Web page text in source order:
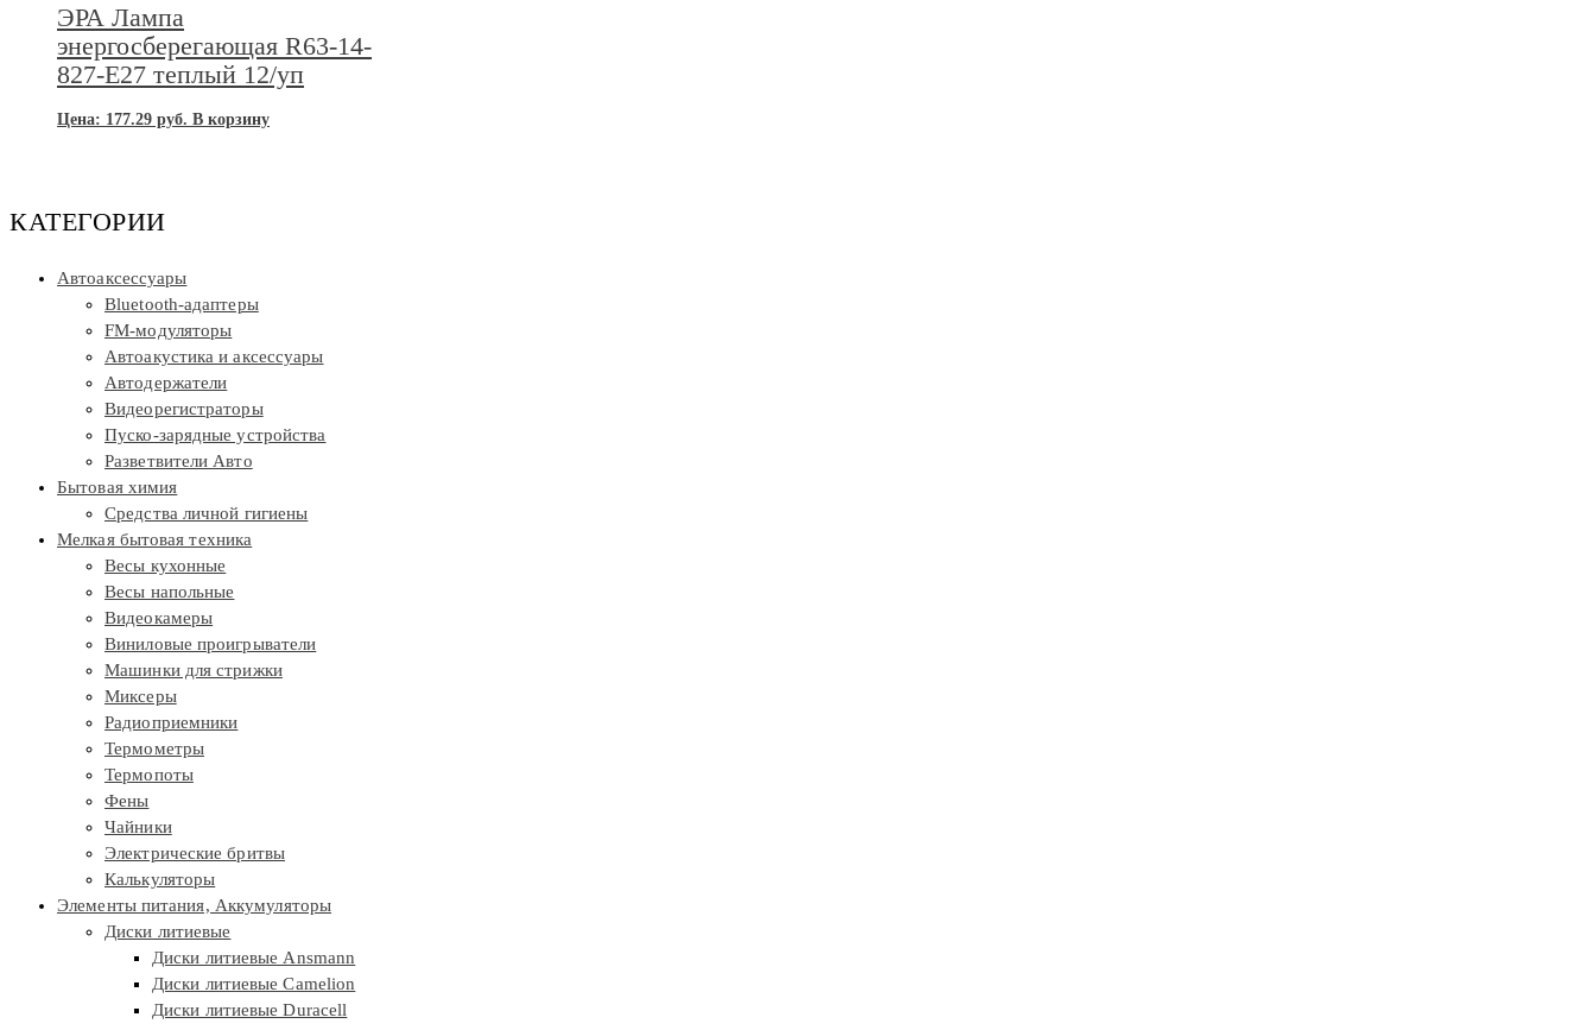
ЭРА Лампа
энергосберегающая R63-14-
827-E27 теплый 12/уп
Цена: 177.29 руб. В корзину
КАТЕГОРИИ
Автоаксессуары
Bluetooth-адаптеры
FM-модуляторы
Автоакустика и аксессуары
Автодержатели
Видеорегистраторы
Пуско-зарядные устройства
Разветвители Авто
Бытовая химия
Средства личной гигиены
Мелкая бытовая техника
Весы кухонные
Весы напольные
Видеокамеры
Виниловые проигрыватели
Машинки для стрижки
Миксеры
Радиоприемники
Термометры
Термопоты
Фены
Чайники
Электрические бритвы
Калькуляторы
Элементы питания, Аккумуляторы
Диски литиевые
Диски литиевые Ansmann
Диски литиевые Camelion
Диски литиевые Duracell